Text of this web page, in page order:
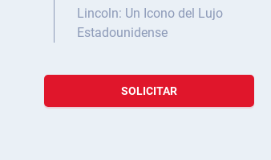
Lincoln: Un Icono del Lujo
Estadounidense
SOLICITAR